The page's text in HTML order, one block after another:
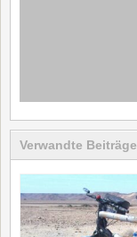
Verwandte Beiträge